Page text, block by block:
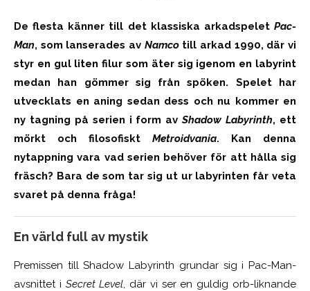
De flesta känner till det klassiska arkadspelet Pac-
Man, som lanserades av Namcotill arkad 1990, där vi
styr en gul liten filur som äter sig igenom en labyrint
medan han gömmer sig från spöken. Spelethar
utvecklats en aning sedan dess och nu kommer en
ny tagning på serien i form avShadow Labyrinth, ett
mörkt och filosofiskt Metroidvania. Kan denna
nytappning vara vad serien behöver för att hålla sig
fräsch? Bara de som tar sig ut ur labyrinten får veta
svaret på denna fråga!
En värld full av mystik
Premissen till Shadow Labyrinth grundar sig i Pac-Man-
avsnittet i Secret Level, där vi ser en guldig orb-liknande